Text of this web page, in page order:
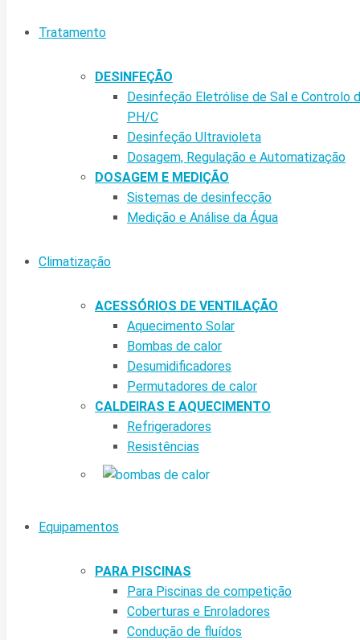
Tratamento
DESINFEÇÃO
Desinfeção Eletrólise de Sal e Controlo
PH/C
Desinfeção Ultravioleta
Dosagem, Regulação e Automatização
DOSAGEM E MEDIÇÃO
Sistemas de desinfecção
Medição e Análise da Água
Climatização
ACESSÓRIOS DE VENTILAÇÃO
Aquecimento Solar
Bombas de calor
Desumidificadores
Permutadores de calor
CALDEIRAS E AQUECIMENTO
Refrigeradores
Resistências
Equipamentos
PARA PISCINAS
Para Piscinas de competição
Coberturas e Enroladores
Condução de fluídos